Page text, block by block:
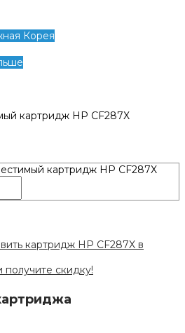
Корея
картридж HP CF287X
картридж HP CF287X
картридж HP CF287X в
скидку!